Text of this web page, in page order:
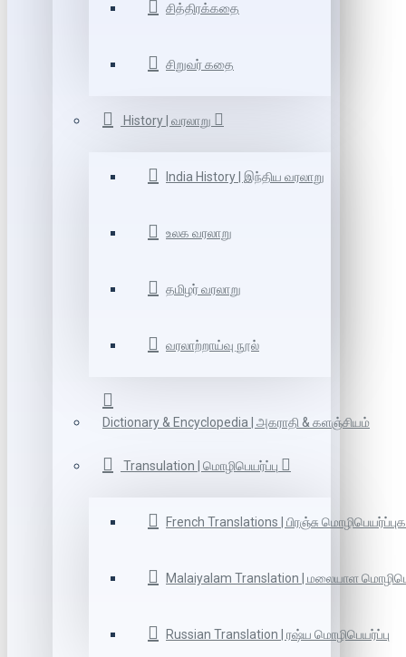
சித்திரக்கதை
சிறுவர் கதை
History | வரலாறு
India History | இந்திய வரலாறு
உலக வரலாறு
தமிழர் வரலாறு
வரலாற்றாய்வு நூல்
Dictionary & Encyclopedia | அகராதி & களஞ்சியம்
Transulation | மொழிபெயர்ப்பு
French Translations | பிரஞ்சு
Malaiyalam Translation | மலையாள
Russian Translation | ரஷ்ய மொழிபெயர்ப்பு